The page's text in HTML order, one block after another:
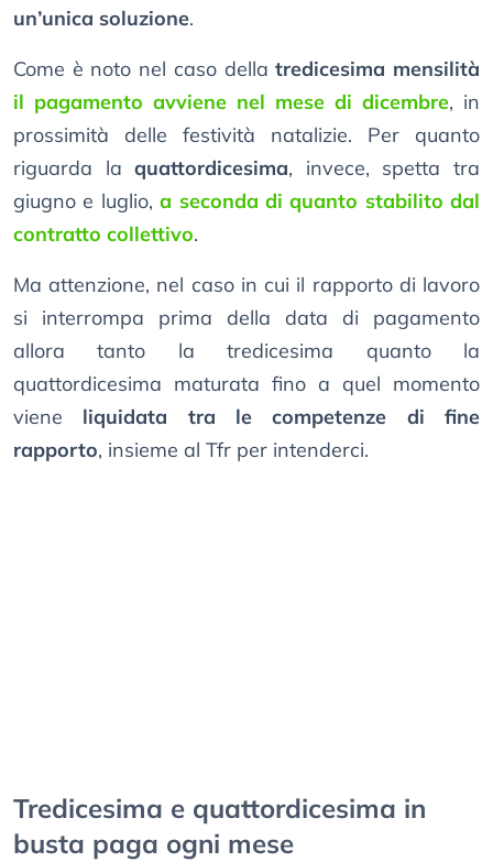
un’unica soluzione.
Come è noto nel caso dellatredicesima mensilità
il pagamento avviene nel mese di dicembre, in
prossimità delle festività natalizie. Per quanto
riguarda laquattordicesima, invece, spetta tra
giugno e luglio,a seconda di quanto stabilito dal
contratto collettivo.
Ma attenzione, nel caso in cui il rapporto di lavoro
si interrompa prima della data di pagamento
allora tanto la tredicesima quanto la
quattordicesima maturata fino a quel momento
viene liquidata tra le competenze di fine
rapporto, insieme al Tfr per intenderci.
Tredicesima e quattordicesima in
busta paga ogni mese